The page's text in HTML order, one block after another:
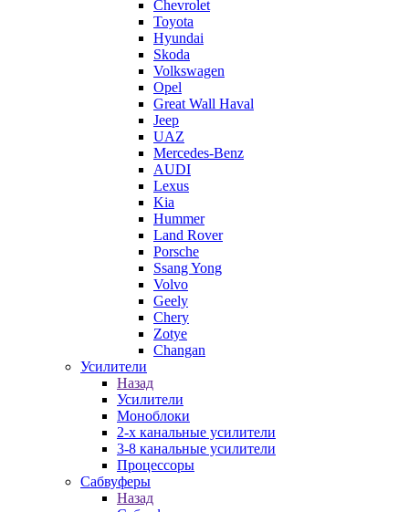
Chevrolet
Toyota
Hyundai
Skoda
Volkswagen
Opel
Great Wall Haval
Jeep
UAZ
Mercedes-Benz
AUDI
Lexus
Kia
Hummer
Land Rover
Porsche
Ssang Yong
Volvo
Geely
Chery
Zotye
Changan
Усилители
Назад
Усилители
Моноблоки
2-х канальные усилители
3-8 канальные усилители
Процессоры
Сабвуферы
Назад